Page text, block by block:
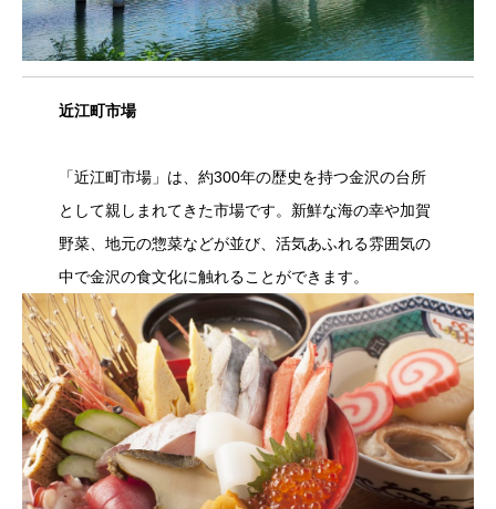
近江町市場
「近江町市場」は、約300年の歴史を持つ金沢の台所
として親しまれてきた市場です。新鮮な海の幸や加賀
野菜、地元の惣菜などが並び、活気あふれる雰囲気の
中で金沢の食文化に触れることができます。